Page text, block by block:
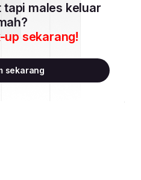
tapi males keluar
up sekarang!
sekarang